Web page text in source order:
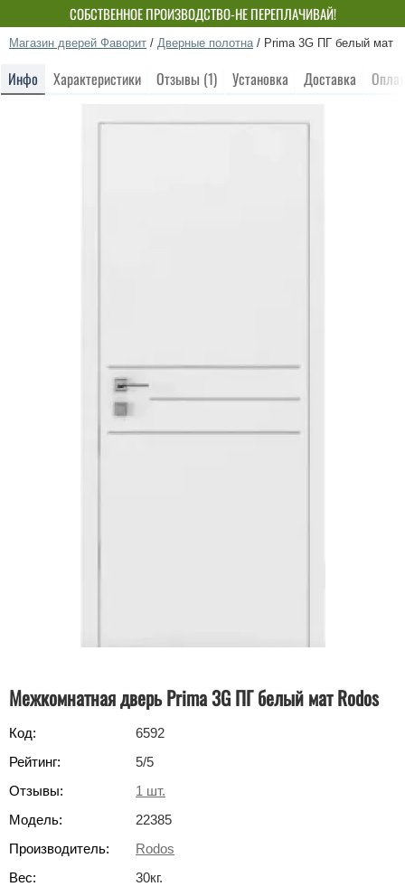
СОБСТВЕННОЕ ПРОИЗВОДСТВО-НЕ ПЕРЕПЛАЧИВАЙ!
Магазин дверей Фаворит / Дверные полотна / Prima 3G ПГ белый мат
Инфо Характеристики Отзывы (1) Установка Доставка
Межкомнатная дверь Prima 3G ПГ белый мат Rodos
Код:
6592
Рейтинг:
5/5
Отзывы:
1 шт.
Модель:
22385
Производитель:
Rodos
Вес:
30кг.